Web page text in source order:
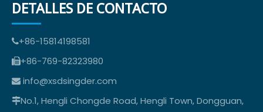
DETALLES DE CONTACTO
+86-15814198581
+86-769-82323980
 info@xsdsingder.com
No.1, Hengli Chongde Road, Hengli Town, Dongguan,